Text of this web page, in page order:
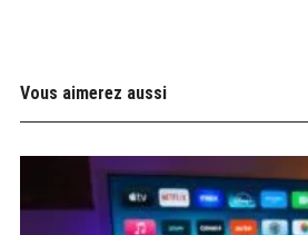
Vous aimerez aussi